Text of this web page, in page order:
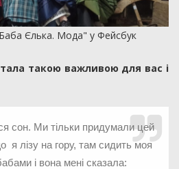
Єлька. Мода" у Фейсбук
такою важливою для вас і
сон. Ми тільки придумали цей
я лізу на гору, там сидить моя
і вона мені сказала: